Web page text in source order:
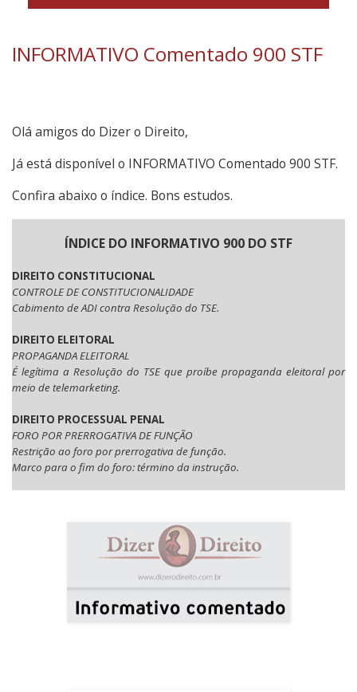
INFORMATIVO Comentado 900 STF
Olá amigos do Dizer o Direito,
Já está disponível o INFORMATIVO Comentado 900 STF.
Confira abaixo o índice. Bons estudos.
ÍNDICE DO INFORMATIVO 900 DO STF
DIREITO CONSTITUCIONAL
CONTROLE DE CONSTITUCIONALIDADE
Cabimento de ADI contra Resolução do TSE.
DIREITO ELEITORAL
PROPAGANDA ELEITORAL
É legítima a Resolução do TSE que proíbe propaganda eleitoral por
meio de telemarketing.
DIREITO PROCESSUAL PENAL
FORO POR PRERROGATIVA DE FUNÇÃO
Restrição ao foro por prerrogativa de função.
Marco para o fim do foro: término da instrução.